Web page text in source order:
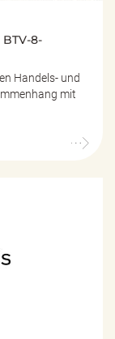
8-
Handels- und
mit